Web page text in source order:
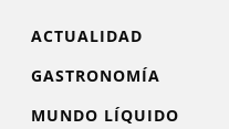
ACTUALIDAD
GASTRONOMÍA
MUNDO LÍQUIDO